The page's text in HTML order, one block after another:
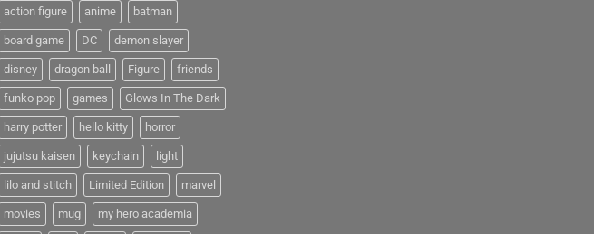
action figure anime batman
board game DC demon slayer
disney dragon ball Figure friends
funko pop games Glows In The Dark
harry potter hello kitty horror
jujutsu kaisen keychain light
lilo and stitch Limited Edition marvel
movies mug my hero academia